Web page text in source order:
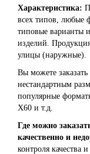
Характеристика:
всех типов, любые
типовые варианты
изделий.
улицы (наружные).
Вы можете
нестандартным
популярные
Х60 и т.д.
Где можно
качественно и
контроля качества